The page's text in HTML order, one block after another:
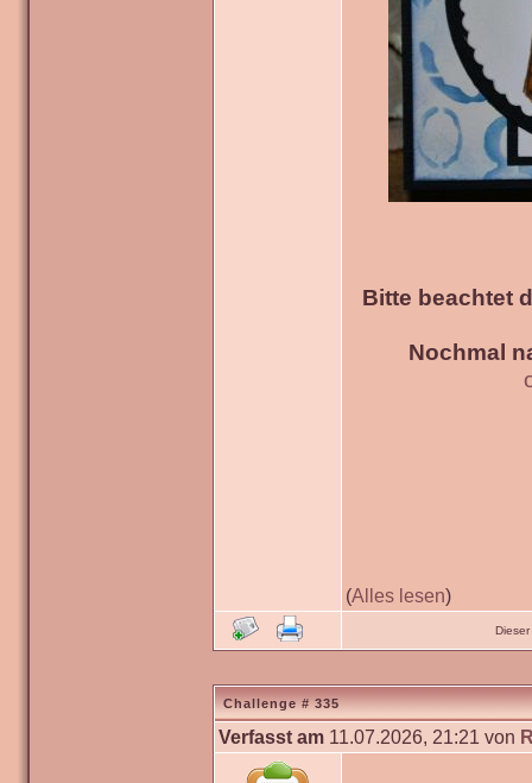
Bitte beachtet
Nochmal
(Alles lesen)
Challenge # 335
Verfasst am 11.07.2026, 21:21 von